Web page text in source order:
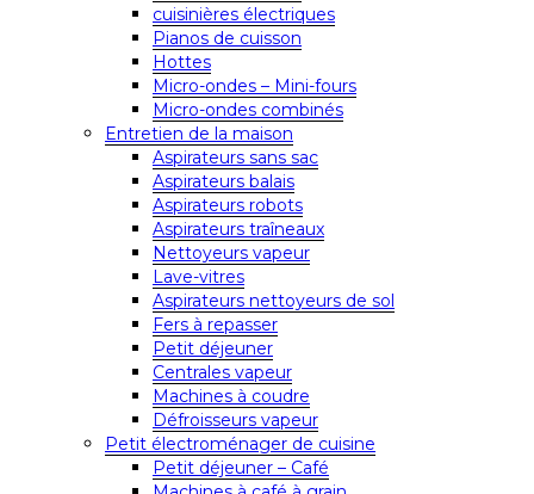
cuisinières électriques
Pianos de cuisson
Hottes
Micro-ondes – Mini-fours
Micro-ondes combinés
Entretien de la maison
Aspirateurs sans sac
Aspirateurs balais
Aspirateurs robots
Aspirateurs traîneaux
Nettoyeurs vapeur
Lave-vitres
Aspirateurs nettoyeurs de sol
Fers à repasser
Petit déjeuner
Centrales vapeur
Machines à coudre
Défroisseurs vapeur
Petit électroménager de cuisine
Petit déjeuner – Café